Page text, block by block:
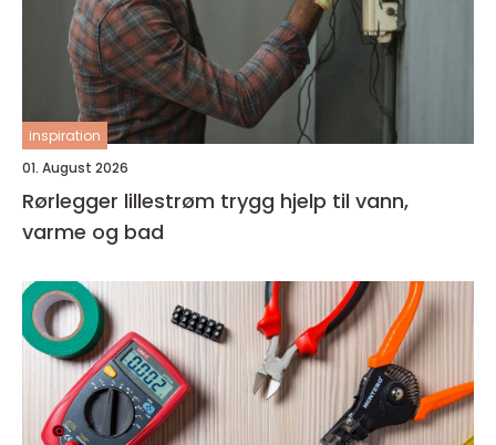
inspiration
01. August 2026
Rørlegger lillestrøm trygg hjelp til vann,
varme og bad